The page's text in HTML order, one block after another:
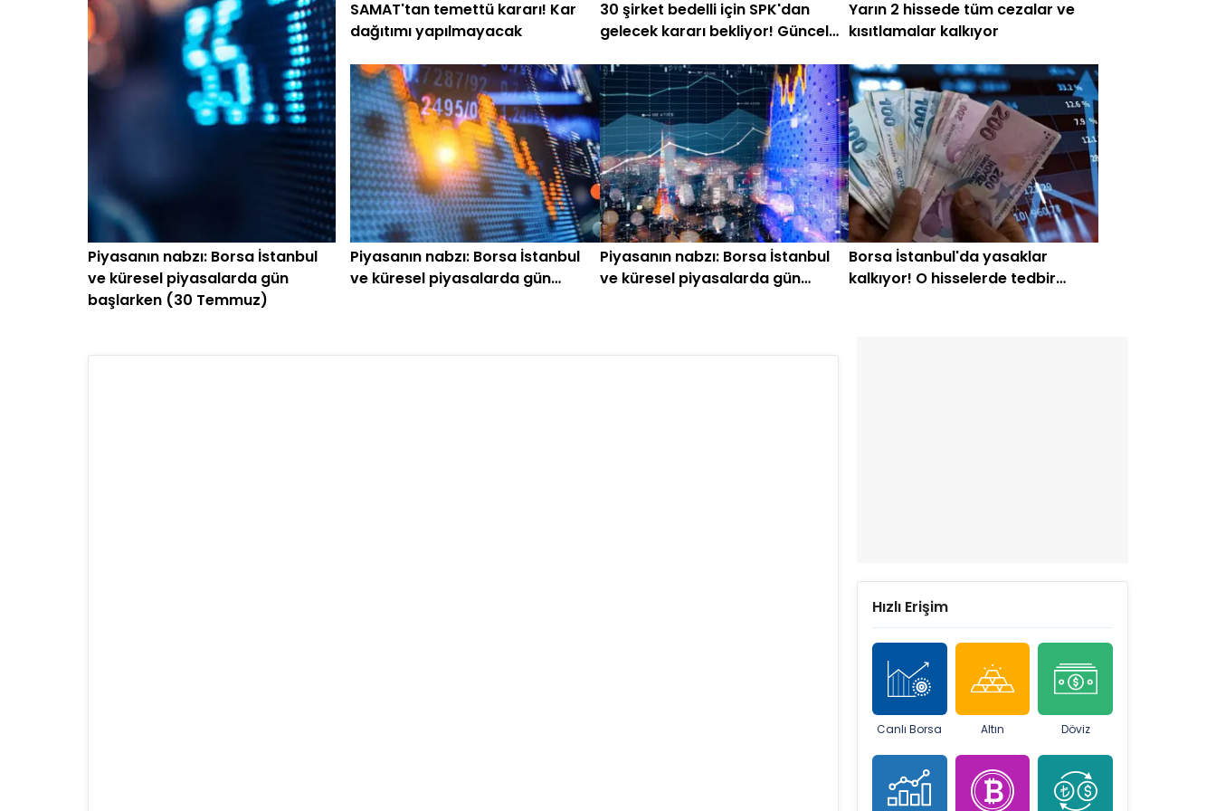
Piyasanın nabzı: Borsa İstanbul
ve küresel piyasalarda gün
başlarken (30 Temmuz)
SAMAT'tan temettü kararı! Kar
dağıtımı yapılmayacak
30 şirket bedelli için SPK'dan
gelecek kararı bekliyor! Güncel
Yarın 2 hissede tüm cezalar ve
kısıtlamalar kalkıyor
Piyasanın nabzı: Borsa İstanbul
ve küresel piyasalarda gün
Piyasanın nabzı: Borsa İstanbul
ve küresel piyasalarda gün
Borsa İstanbul'da yasaklar
kalkıyor! O hisselerde tedbir
Hızlı Erişim
Canlı Borsa Altın Döviz